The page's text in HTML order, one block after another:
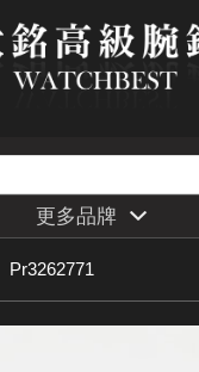
更多品牌
Pr3262771